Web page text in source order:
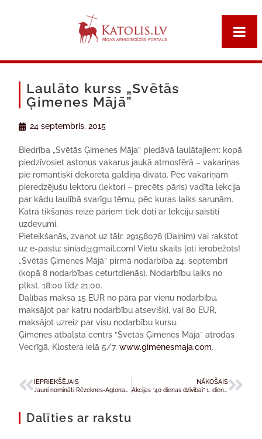
Laulāto kurss „Svētās
Ģimenes Mājā”
24 septembris, 2015
Biedrība „Svētās Ģimenes Māja” piedāvā laulātajiem: kopā
piedzīvosiet astoņus vakarus jaukā atmosfērā – vakariņas
pie romantiski dekorēta galdiņa divatā. Pēc vakariņām
pieredzējušu lektoru (lektori – precēts pāris) vadīta lekcija
par kādu laulībā svarīgu tēmu, pēc kuras laiks sarunām.
Katrā tikšanās reizē pāriem tiek doti ar lekciju saistīti
uzdevumi.
Pieteikšanās, zvanot uz tālr. 29158076 (Dainim) vai rakstot
uz e-pastu: siniad@gmail.com! Vietu skaits ļoti ierobežots!
„Svētās Ģimenes Mājā” pirmā nodarbība 24. septembrī
(kopā 8 nodarbības ceturtdienās). Nodarbību laiks no
plkst. 18:00 līdz 21:00.
Dalības maksa 15 EUR no pāra par vienu nodarbību,
maksājot par katru nodarbību atsevišķi, vai 80 EUR,
maksājot uzreiz par visu nodarbību kursu.
Ģimenes atbalsta centrs “Svētās Ģimenes Māja” atrodas
Vecrīgā, Klostera ielā 5/7.www.gimenesmaja.com.
IEPRIEKŠĒJAIS NĀKOŠAIS
Akcijas “40 dienas dzīvībai” 1. dienā: „Dievam ir humora izjūta!”
Dalīties ar rakstu